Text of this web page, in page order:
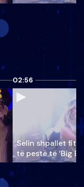
02:56
Selin shpallet
të pestë të ‘Big